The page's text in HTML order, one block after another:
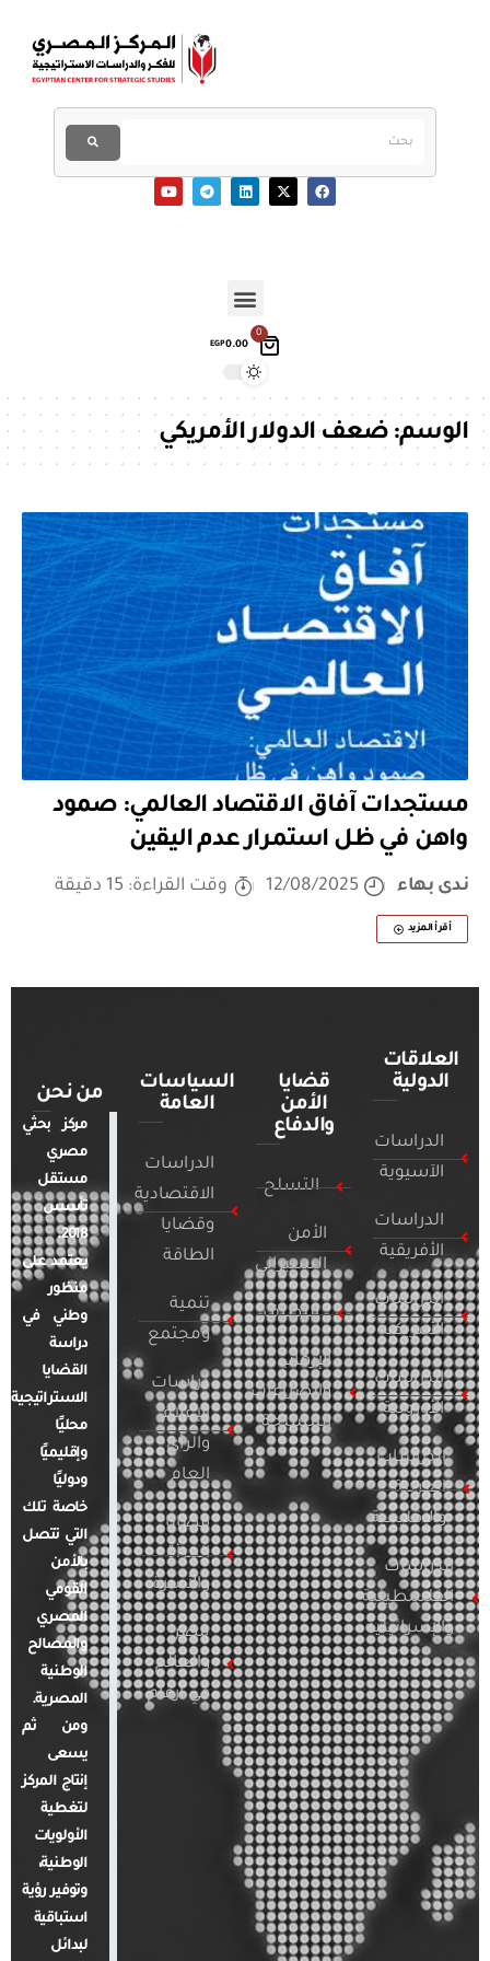
0
EGP0.00
الوسم:ضعف الدولار الأمريكي
مستجدات آفاق الاقتصاد العالمي: صمود
واهن في ظل استمرار عدم اليقين
ندى بهاء 12/08/2025 وقت القراءة: 15 دقيقة
أقرأ المزيد
العلاقات
الدولية
الدراسات
الآسيوية
الدراسات
الأفريقية
الدراسات
الأمريكية
الدراسات
الأوروبية
الدراسات
العربية
والإقليمية
الدراسات
الفلسطينية
والإسرائيلية
قضايا
الأمن
والدفاع
التسلح
الأمن
السيبراني
التطرف
الإرهاب
والصراعات
المسلحة
السياسات
العامة
الدراسات
الاقتصادية
وقضايا
الطاقة
تنمية
ومجتمع
دراسات
الإعلام
والرأي
العام
قضايا
المرأة
والأسرة
مصر
والعالم
في أرقام
من نحن
مركز بحثي
مصري
مستقل
تأسس
2018.
يعتمد على
منظور
وطني في
دراسة
القضايا
الاستراتيجية
محليًا
وإقليميًا
ودوليًا
خاصة تلك
التي تتصل
بالأمن
القومي
المصري
والمصالح
الوطنية
المصرية.
ومن ثم
يسعى
إنتاج المركز
لتغطية
الأولويات
الوطنية،
وتوفير رؤية
استباقية
لبدائل